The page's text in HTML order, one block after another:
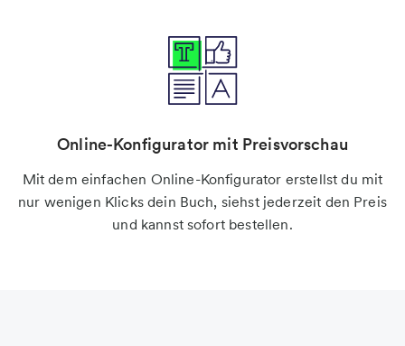
Online-Konfigurator mit Preisvorschau
Mit dem einfachen Online-Konfigurator erstellst du mit
nur wenigen Klicks dein Buch, siehst jederzeit den Preis
und kannst sofort bestellen.